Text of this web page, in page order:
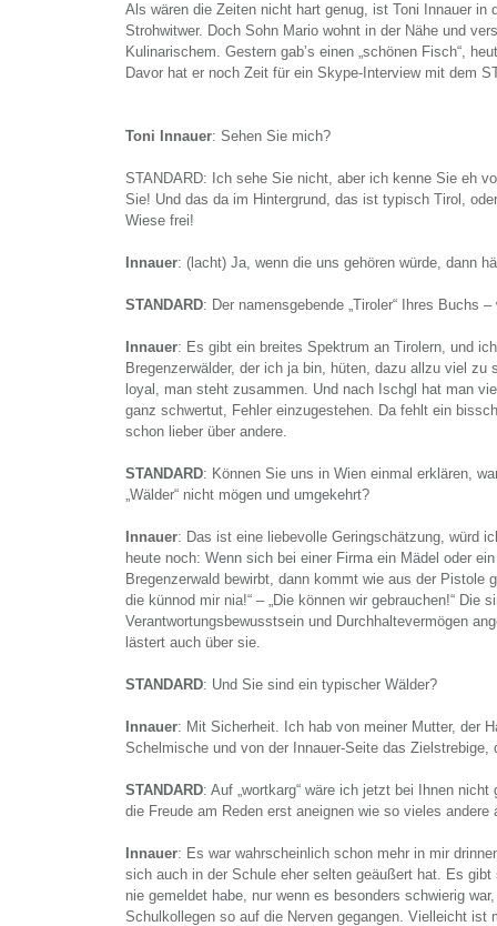
Als wären die Zeiten nicht hart genug, ist Toni Innauer in
Strohwitwer. Doch Sohn Mario wohnt in der Nähe und
Kulinarischem. Gestern gab’s einen „schönen Fisch“,
Davor hat er noch Zeit für ein Skype-Interview mit dem
Toni Innauer: Sehen Sie mich?
STANDARD: Ich sehe Sie nicht, aber ich kenne Sie eh
Sie! Und das da im Hintergrund, das ist typisch Tirol,
Wiese frei!
Innauer: (lacht) Ja, wenn die uns gehören würde, dann
STANDARD: Der namensgebende „Tiroler“ Ihres Buchs
Innauer: Es gibt ein breites Spektrum an Tirolern, und
Bregenzerwälder, der ich ja bin, hüten, dazu allzu viel
loyal, man steht zusammen. Und nach Ischgl hat man
ganz schwertut, Fehler einzugestehen. Da fehlt ein
schon lieber über andere.
STANDARD: Können Sie uns in Wien einmal erklären,
„Wälder“ nicht mögen und umgekehrt?
Innauer: Das ist eine liebevolle Geringschätzung, würd
heute noch: Wenn sich bei einer Firma ein Mädel oder
Bregenzerwald bewirbt, dann kommt wie aus der Pistole
die künnod mir nia!“ – „Die können wir gebrauchen!“ Die
Verantwortungsbewusstsein und Durchhaltevermögen
lästert auch über sie.
STANDARD: Und Sie sind ein typischer Wälder?
Innauer: Mit Sicherheit. Ich hab von meiner Mutter, der
Schelmische und von der Innauer-Seite das Zielstrebige,
STANDARD: Auf „wortkarg“ wäre ich jetzt bei Ihnen
die Freude am Reden erst aneignen wie so vieles andere
Innauer: Es war wahrscheinlich schon mehr in mir
sich auch in der Schule eher selten geäußert hat. Es
nie gemeldet habe, nur wenn es besonders schwierig
Schulkollegen so auf die Nerven gegangen. Vielleicht ist